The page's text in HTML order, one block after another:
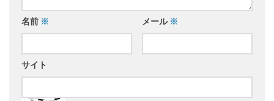
名前 ※ メール ※
サイト